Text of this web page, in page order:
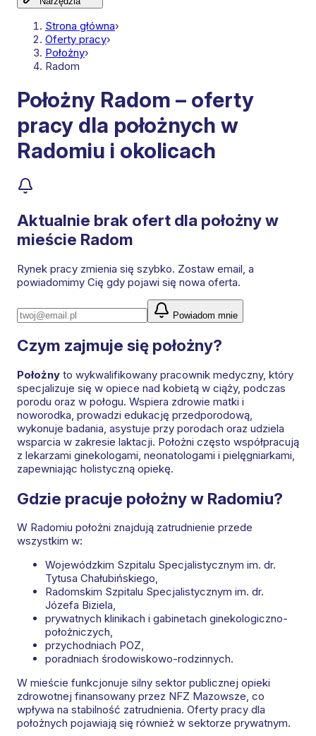
Strona główna›
Oferty pracy›
Położny›
Radom
Położny Radom – oferty
pracy dla położnych w
Radomiu i okolicach
Aktualnie brak ofert dla położnyw
mieście Radom
Rynek pracy zmienia się szybko. Zostaw email, a
powiadomimy Cię gdy pojawi się nowa oferta.
Powiadom mnie
Czym zajmuje się położny?
Położny to wykwalifikowany pracownik medyczny, który
specjalizuje się w opiece nad kobietą w ciąży, podczas
porodu oraz w połogu. Wspiera zdrowie matki i
noworodka, prowadzi edukację przedporodową,
wykonuje badania, asystuje przy porodach oraz udziela
wsparcia w zakresie laktacji. Położni często współpracują
z lekarzami ginekologami, neonatologami i pielęgniarkami,
zapewniając holistyczną opiekę.
Gdzie pracuje położny w Radomiu?
W Radomiu położni znajdują zatrudnienie przede
wszystkim w:
Wojewódzkim Szpitalu Specjalistycznym im. dr.
Tytusa Chałubińskiego,
Radomskim Szpitalu Specjalistycznym im. dr.
Józefa Biziela,
prywatnych klinikach i gabinetach ginekologiczno-
położniczych,
przychodniach POZ,
poradniach środowiskowo-rodzinnych.
W mieście funkcjonuje silny sektor publicznej opieki
zdrowotnej finansowany przez NFZ Mazowsze, co
wpływa na stabilność zatrudnienia. Oferty pracy dla
położnych pojawiają się również w sektorze prywatnym.